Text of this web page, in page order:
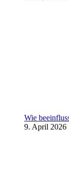
Wie
9. April 2026